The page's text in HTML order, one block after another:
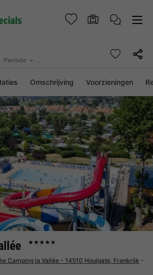
Periode 2 personen, 0 huisdier
Omschrijving Voorzieningen
★★★★★
Camping la Vallée - 14510 Houlgate, Frankrijk -